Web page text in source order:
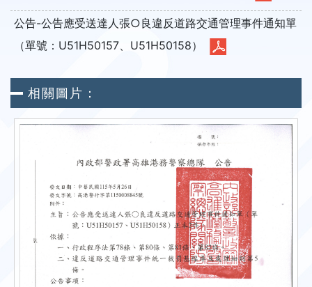
公告-公告應受送達人張○良違反道路交通管理事件通知單
（單號：U51H50157、U51H50158）
相關圖片：